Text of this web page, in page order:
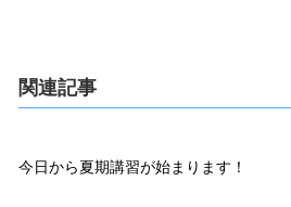
関連記事
今日から夏期講習が始まります！